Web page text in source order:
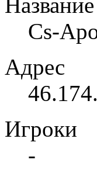
Cs-
Адрес
Игроки
-